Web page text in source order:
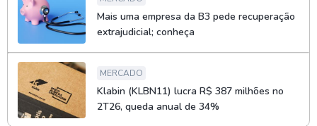
Mais uma empresa da B3 pede recuperação
extrajudicial; conheça
MERCADO
Klabin (KLBN11) lucra R$ 387 milhões no
2T26, queda anual de 34%